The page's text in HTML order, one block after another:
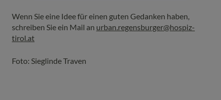
Wenn Sie eine Idee für einen guten Gedanken haben,
schreiben Sie ein Mail an urban.regensburger@hospiz-
tirol.at
Foto: Sieglinde Traven